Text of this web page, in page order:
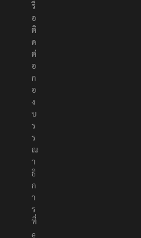
รื
อ
ติ
ด
ต่
อ
ก
อ
ง
บ
ร
ร
ณ
า
ธิ
ก
า
ร
ที่
e